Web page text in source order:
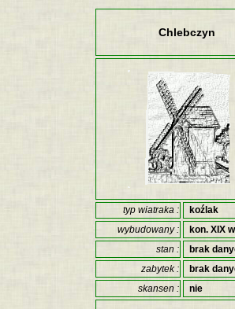
Chlebczyn
typ wiatraka :
koźlak
wybudowany :
kon. XIX
stan :
brak
zabytek :
brak
skansen :
nie